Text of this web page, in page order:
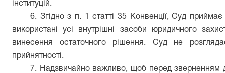
інституцій.
6. Згідно з п. 1 статті 35 Конвенції, Суд
використані усі внутрішні засоби юридичного
винесення остаточного рішення. Суд не
прийнятності.
7. Надзвичайно важливо, щоб перед зверненням